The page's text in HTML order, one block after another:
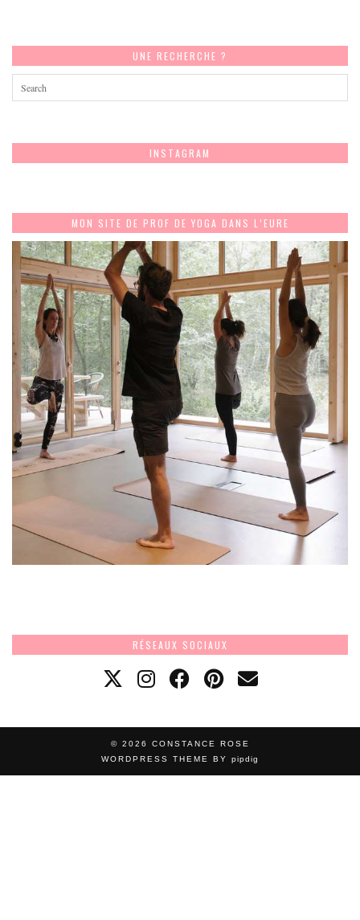
UNE RECHERCHE ?
INSTAGRAM
MON SITE DE PROF DE YOGA DANS L’EURE
RÉSEAUX SOCIAUX
© 2026 CONSTANCE ROSE
WORDPRESS THEME BY pipdig